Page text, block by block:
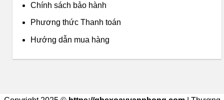
Chính sách bảo hành
Phương thức Thanh toán
Hướng dẫn mua hàng